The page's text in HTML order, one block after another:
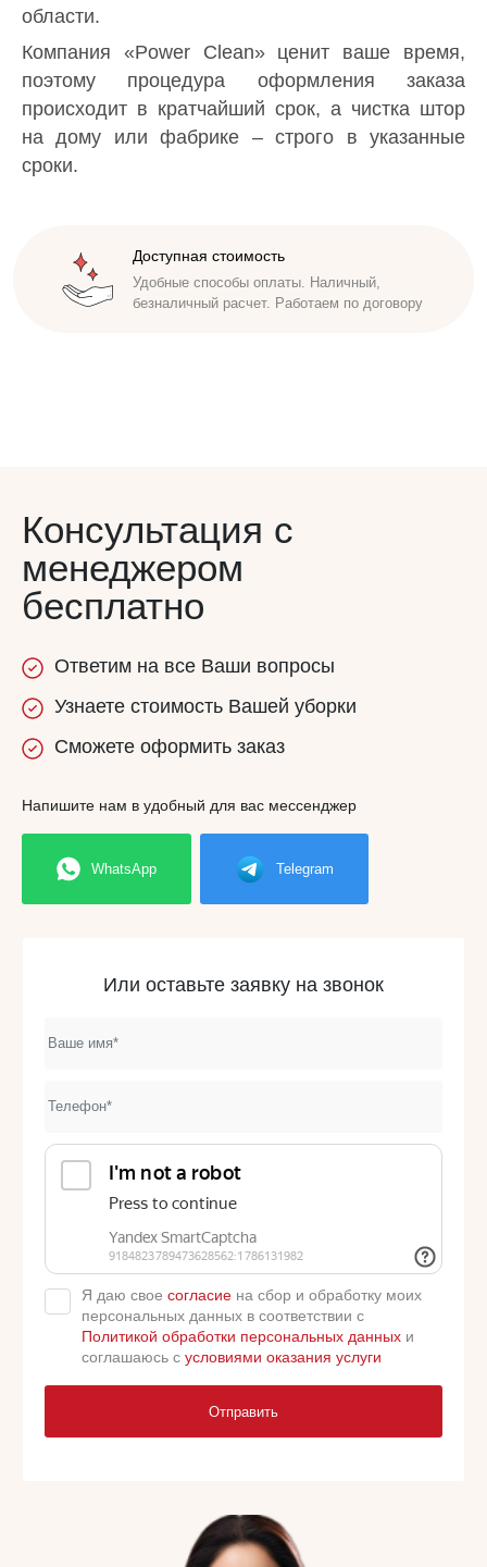
области.
Компания «Power Clean» ценит ваше время,
поэтому процедура оформления заказа
происходит в кратчайший срок, а чистка штор
на дому или фабрике – строго в указанные
сроки.
Доступная стоимость
Удобные способы оплаты. Наличный,
безналичный расчет. Работаем по договору
Безупречная репутация
Исполнители проходят инструктаж,
обучены бережно относиться к имуществу
Консультация с
менеджером
бесплатно
Ответим на все Ваши вопросы
Узнаете стоимость Вашей уборки
Сможете оформить заказ
Напишите нам в удобный для вас мессенджер
WhatsApp Telegram
Или оставьте заявку на звонок
Я даю свое согласие на сбор и обработку моих
персональных данных в соответствии с
Политикой обработки персональных данных и
соглашаюсь с условиями оказания услуги
Отправить